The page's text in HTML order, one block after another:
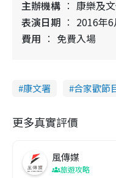
主辦機構
康樂及
表演日期
2016年
費用
免費入場
康文署 合家歡節
更多真實評價
風傳媒
旅遊攻略